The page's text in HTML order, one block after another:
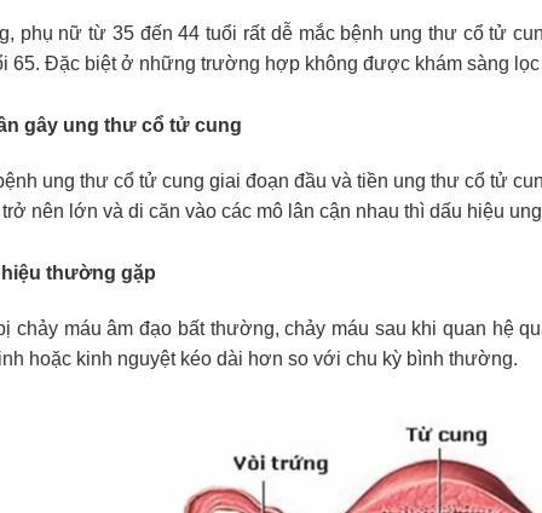
phụ nữ từ 35 đến 44 tuổi rất dễ mắc bệnh ung thư cổ tử
65. Đặc biệt ở những trường hợp không được khám sàng
gây ung thư cổ tử cung
ung thư cổ tử cung giai đoạn đầu và tiền ung thư cổ tử
nên lớn và di căn vào các mô lân cận nhau thì dấu hiệu
thường gặp
chảy máu âm đạo bất thường, chảy máu sau khi quan hệ
hoặc kinh nguyệt kéo dài hơn so với chu kỳ bình thường.